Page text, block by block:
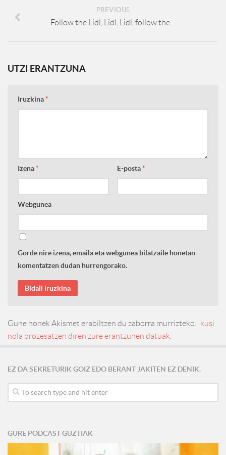
PREVIOUS
Follow the Lidl, Lidl, Lidl, follow the…
UTZI ERANTZUNA
Iruzkina*
Izena* E-posta*
Webgunea
Gorde nire izena, emaila eta webgunea bilatzaile honetan
komentatzen dudan hurrengorako.
Gune honek Akismet erabiltzen du zaborra murrizteko.
Ikusi
nola prozesatzen diren zure erantzunen datuak.
EZ DA SEKRETURIK GOIZ EDO BERANT JAKITEN EZ DENIK.
GURE PODCAST GUZTIAK